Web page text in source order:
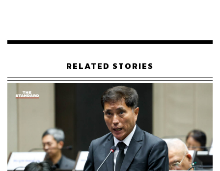
กทม. ได้เพิ่มบริการรถรับส่ง (Feeder) สำหรับโรงพยาบาล
คัน (จากเดิม 4 คัน) และให้บริการวิ่งแบบ เต็มออก โดยไม่รอ
รอบ 15 นาที เพื่อเพิ่มความถี่ในการหมุนเวียน
นอกจากนี้ ยังได้เพิ่ม รถ Feeder ใหม่ 3 คัน วิ่งเส้นทางใหม่
เพื่อรับนักเรียนบริเวณ สถานีรถไฟฟ้าสิรินธร (MRT) โดย
เฉพาะ ให้บริการตลอดวัน (ไม่จำกัดช่วงเร่งด่วน) ในช่วงเช้า
06.00 – 07.30 น. และเย็น 16.30 – 18.30 น. เพื่อรับส่ง
บุคลากรโรงพยาบาลและคนทำงานในพื้นที่ด้วย
RELATED STORIES